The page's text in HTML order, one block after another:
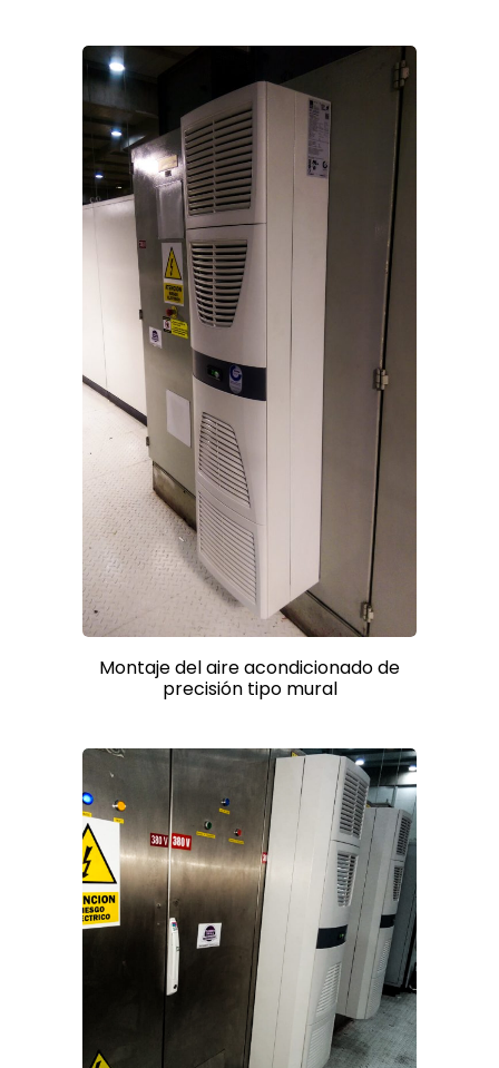
Montaje del aire acondicionado de
precisión tipo mural